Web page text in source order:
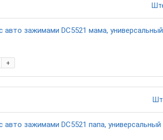
авто зажимами DC5521 мама, универсальный
+
авто зажимами DC5521 папа, универсальный